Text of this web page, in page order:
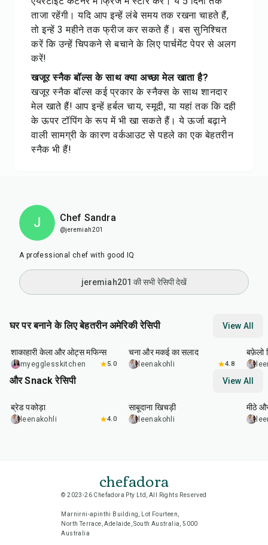
ताजा रहेंगी। यदि आप इन्हें लंबे समय तक रखना चाहते हैं,
तो इन्हें 3 महीने तक फ्रीज कर सकते हैं। बस सुनिश्चित
करें कि उन्हें चिपकने से बचाने के लिए पार्चमेंट पेपर से अलग
करें!
खजूर स्नैक बॉल्स के साथ क्या अच्छा मेल खाता है?
खजूर स्नैक बॉल्स कई प्रकार के स्नैक्स के साथ शानदार
मेल खाते हैं! आप इन्हें हर्बल चाय, स्मूदी, या यहां तक कि दही
के ऊपर टॉपिंग के रूप में भी खा सकते हैं। ये ऊर्जा बढ़ाने
वाली सामग्री के कारण वर्कआउट से पहले का एक बेहतरीन
स्नैक भी हैं!
J Chef Sandra
@jeremiah201
A professional chef with good IQ
jeremiah201 की सभी रेसिपी देखें
घर पर बनाने के लिए बेहतरीन अमेरिकी रेसिपी View All
min
शाकाहारी केला और ओट्स मफिन्स
myegglesskitchen 5.0
40 min
चना और मकई का सलाद
leenakohli 4.8
बफ़ेलो
और Snack रेसिपी View All
15
ब्रेड पकोड़ा
leenakohli 4.0
साबूदाना खिचड़ी
leenakohli
मीठे
chefadora
© 2023-26 Chefadora Pty Ltd, All Rights Reserved
Marnirni-apinthi Building, Lot Fourteen,
North Terrace, Adelaide, South Australia, 5000
Australia